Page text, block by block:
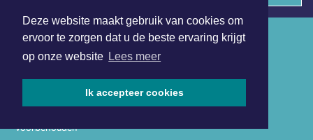
Deze website maakt gebruik van cookies om
ervoor te zorgen dat u de beste ervaring krijgt
op onze website Lees meer
Ik accepteer cookies
voorbehouden
Algemene voorwaarden
Disclaimer